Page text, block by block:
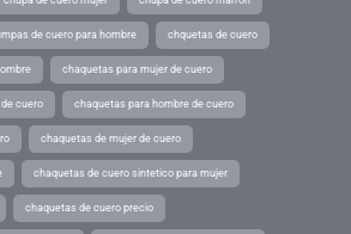
de cuero para hombre chquetas de cuero
chaquetas para mujer de cuero
cuero chaquetas para hombre de cuero
chaquetas de mujer de cuero
chaquetas de cuero sintetico para mujer
chaquetas de cuero precio